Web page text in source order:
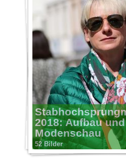
2018: Aufbau und
Modenschau
52 Bilder